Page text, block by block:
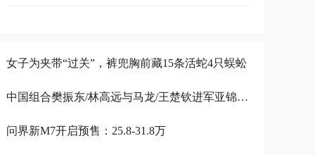
女子为夹带“过关”，裤兜胸前藏15条活蛇4只蜈蚣
中国组合樊振东/林高远与马龙/王楚钦进军亚锦赛男双决赛，实力碾压韩国组合
问界新M7开启预售：25.8-31.8万